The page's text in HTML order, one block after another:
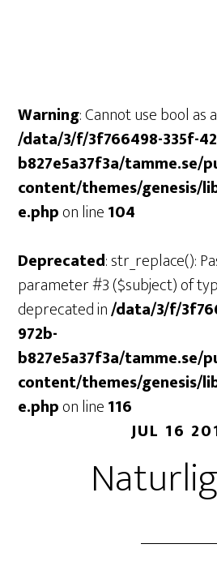
Warning: Cannot use bool as
/data/3/f/3f766498-335f-
b827e5a37f3a/tamme.se/
content/themes/genesis/
e.phpon line104
Deprecated: str_replace():
parameter #3 ($subject) of
deprecated in/data/3/f/
972b-
b827e5a37f3a/tamme.se/
content/themes/genesis/
e.phpon line116
JUL 16